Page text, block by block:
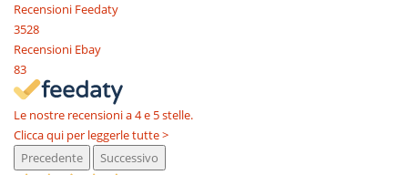
Recensioni Feedaty
3528
Recensioni Ebay
83
Le nostre recensioni a 4 e 5 stelle.
Clicca qui per leggerle tutte >
Precedente
Successivo